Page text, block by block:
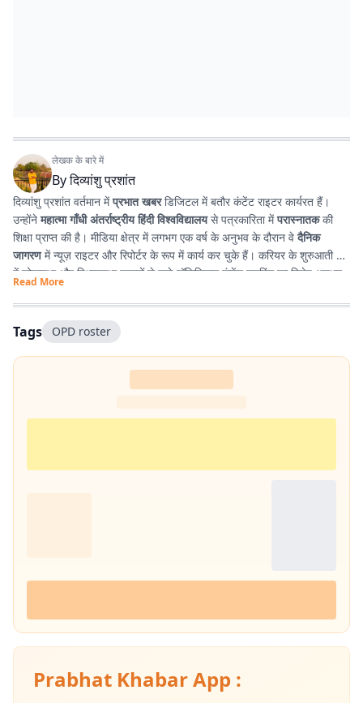
लेखक के बारे में
Byदिव्यांशु प्रशांत
दिव्यांशु प्रशांत वर्तमान मेंप्रभात खबरडिजिटल में बतौर कंटेंट राइटर कार्यरत हैं।
उन्होंनेमहात्मा गाँधी अंतर्राष्ट्रीय हिंदी विश्वविद्यालयसे पत्रकारिता मेंपरास्नातककी
शिक्षा प्राप्त की है। मीडिया क्षेत्र में लगभग एक वर्ष के अनुभव के दौरान वेदैनिक
जागरणमें न्यूज़ राइटर और रिपोर्टर के रूप में कार्य कर चुके हैं। करियर के शुरुआती दौर
में लोकसभा और विधानसभा चुनावों से जुड़े पॉलिटिकल कंटेंट राइटिंग का विशेष अनुभव
प्राप्त किया। इसके अतिरिक्त उन्होंने
किया है, जिसके कारण साहित्य, पठन-पाठन, लेखन और कविता-सृजन में उनकी विशेष
रुचि है। सटीक, निष्पक्ष और प्रभावशाली लेखन के माध्यम से पाठकों तक विश्वसनीय
जानकारी पहुँचाना उनकी पेशेवर पहचान है।
Read More
Tags OPD roster
Prabhat Khabar App :